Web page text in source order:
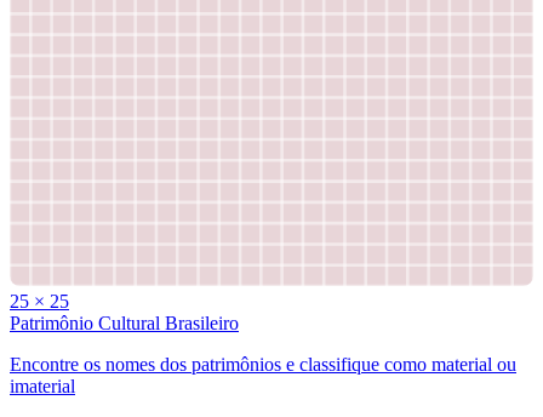
25 × 25
Patrimônio Cultural Brasileiro
Encontre os nomes dos patrimônios e classifique como material ou
imaterial